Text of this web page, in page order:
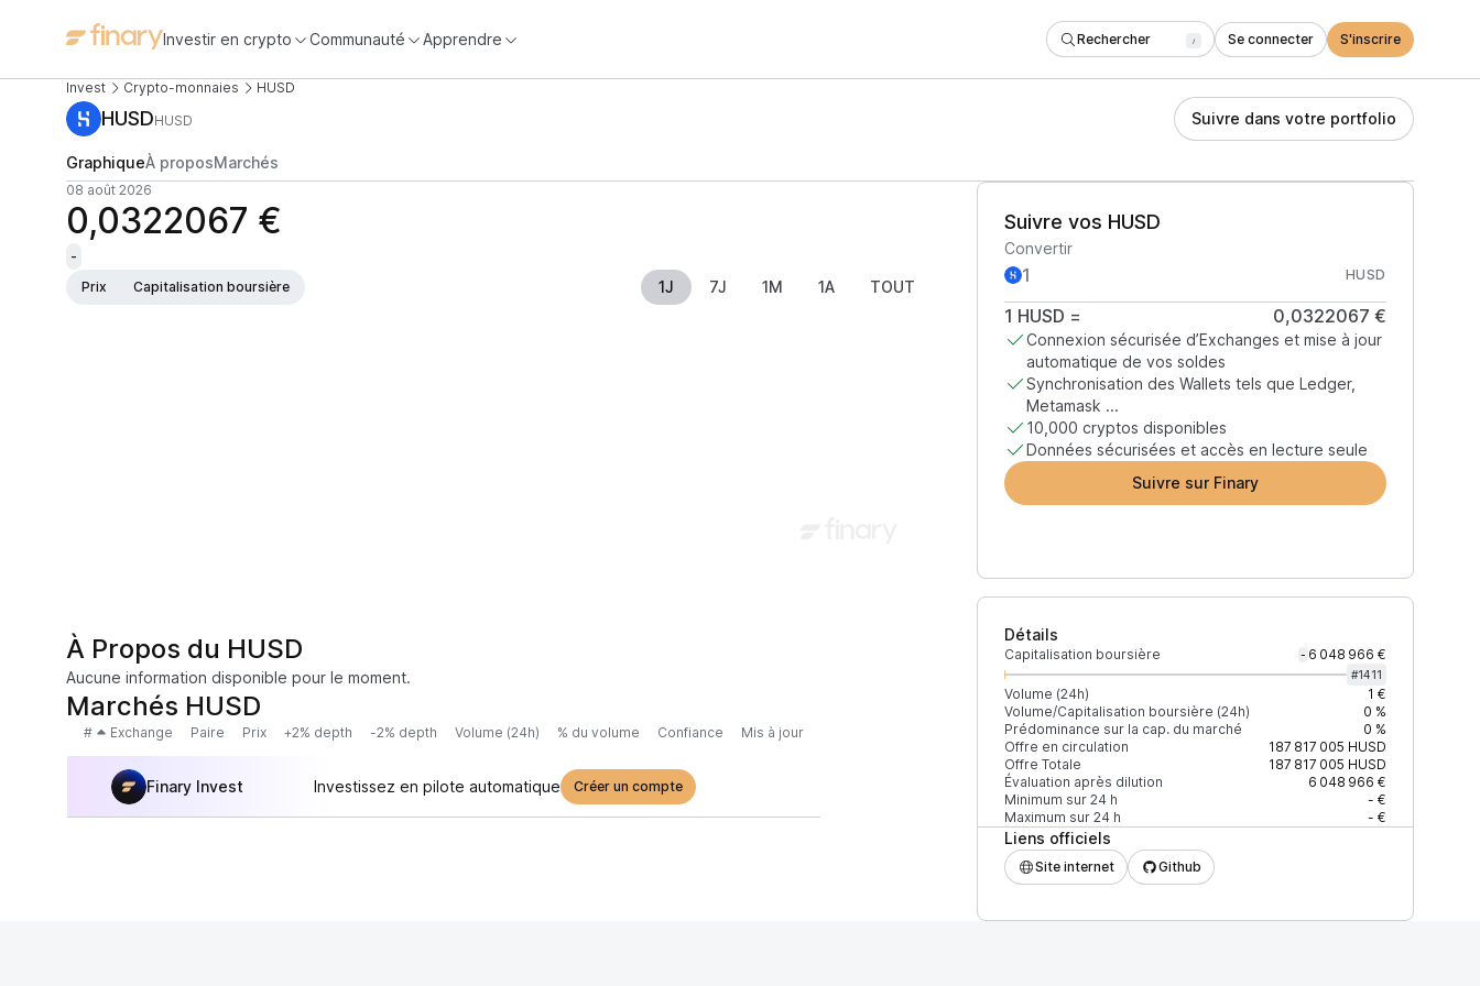
Investir en crypto Communauté Apprendre Rechercher / Se connecter S'inscrire
Invest Crypto-monnaies HUSD
HUSDHUSD Suivre dans votre portfolio
GraphiqueÀ proposMarchés
08 août 2026
0,0322067 €
-
Prix
Capitalisation boursière 1J 7J 1M 1A TOUT
Suivre vos HUSD
Convertir
HUSD
1 HUSD = 0,0322067 €
Connexion sécurisée d’Exchanges et mise à jour
automatique de vos soldes
Synchronisation des Wallets tels que Ledger,
Metamask ...
10,000 cryptos disponibles
Données sécurisées et accès en lecture seule
Suivre sur Finary
Détails
Capitalisation boursière - 6 048 966 €
#1411
Volume (24h)
1 €
Volume/Capitalisation boursière (24h)
0 %
Prédominance sur la cap. du marché
0 %
Offre en circulation
187 817 005 HUSD
Offre Totale
187 817 005 HUSD
Évaluation après dilution
6 048 966 €
Minimum sur 24 h
- €
Maximum sur 24 h
- €
Liens officiels
Site internet Github
À Propos du HUSD
Aucune information disponible pour le moment.
Marchés HUSD
# Exchange Paire Prix +2% depth -2% depth Volume (24h) % du volume Confiance Mis à jour
Finary Invest Investissez en pilote automatique Créer un compte